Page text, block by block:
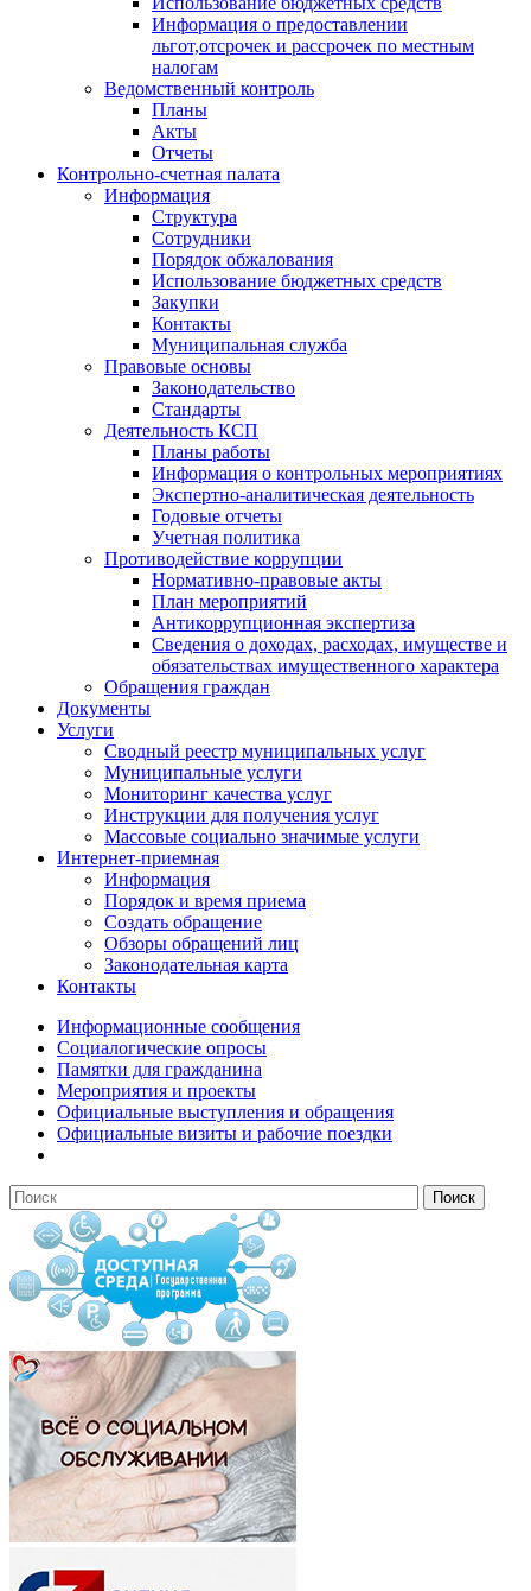
Информация о предоставлении
льгот,отсрочек и рассрочек по местным
налогам
Ведомственный контроль
Планы
Акты
Отчеты
Контрольно-счетная палата
Информация
Структура
Сотрудники
Порядок обжалования
Использование бюджетных средств
Закупки
Контакты
Муниципальная служба
Правовые основы
Законодательство
Стандарты
Деятельность КСП
Планы работы
Информация о контрольных мероприятиях
Экспертно-аналитическая деятельность
Годовые отчеты
Учетная политика
Противодействие коррупции
Нормативно-правовые акты
План мероприятий
Антикоррупционная экспертиза
Сведения о доходах, расходах, имуществе и
обязательствах имущественного характера
Обращения граждан
Документы
Услуги
Сводный реестр муниципальных услуг
Муниципальные услуги
Мониторинг качества услуг
Инструкции для получения услуг
Массовые социально значимые услуги
Интернет-приемная
Информация
Порядок и время приема
Создать обращение
Обзоры обращений лиц
Законодательная карта
Контакты
Информационные сообщения
Социалогические опросы
Памятки для гражданина
Мероприятия и проекты
Официальные выступления и обращения
Официальные визиты и рабочие поездки